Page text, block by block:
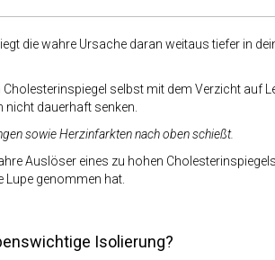
die wahre Ursache daran weitaus tiefer in
selbst mit dem Verzicht auf
nicht dauerhaft senken.
sowie Herzinfarkten nach oben schießt.
Auslöser eines zu hohen
Lupe genommen hat.
Isolierung?